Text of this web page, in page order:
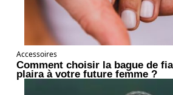
Accessoires
Comment choisir la bague de
plaira à votre future femme ?